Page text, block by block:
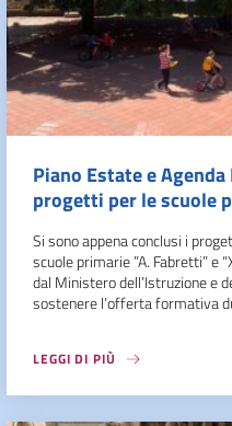
Piano Estate e
progetti per le scuole
Si sono appena conclusi i
scuole primarie ”A. Fabretti” e
dal Ministero dell’Istruzione e
sostenere l’offerta formativa
LEGGI DI PIÙ